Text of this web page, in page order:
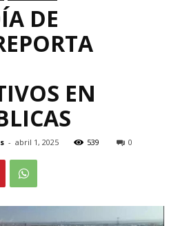
DE
EN
- abril 1, 2025 539 0